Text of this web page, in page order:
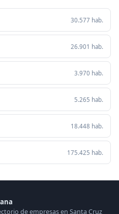
30.577 hab.
26.901 hab.
3.970 hab.
5.265 hab.
18.448 hab.
175.425 hab.
de empresas en Santa Cruz